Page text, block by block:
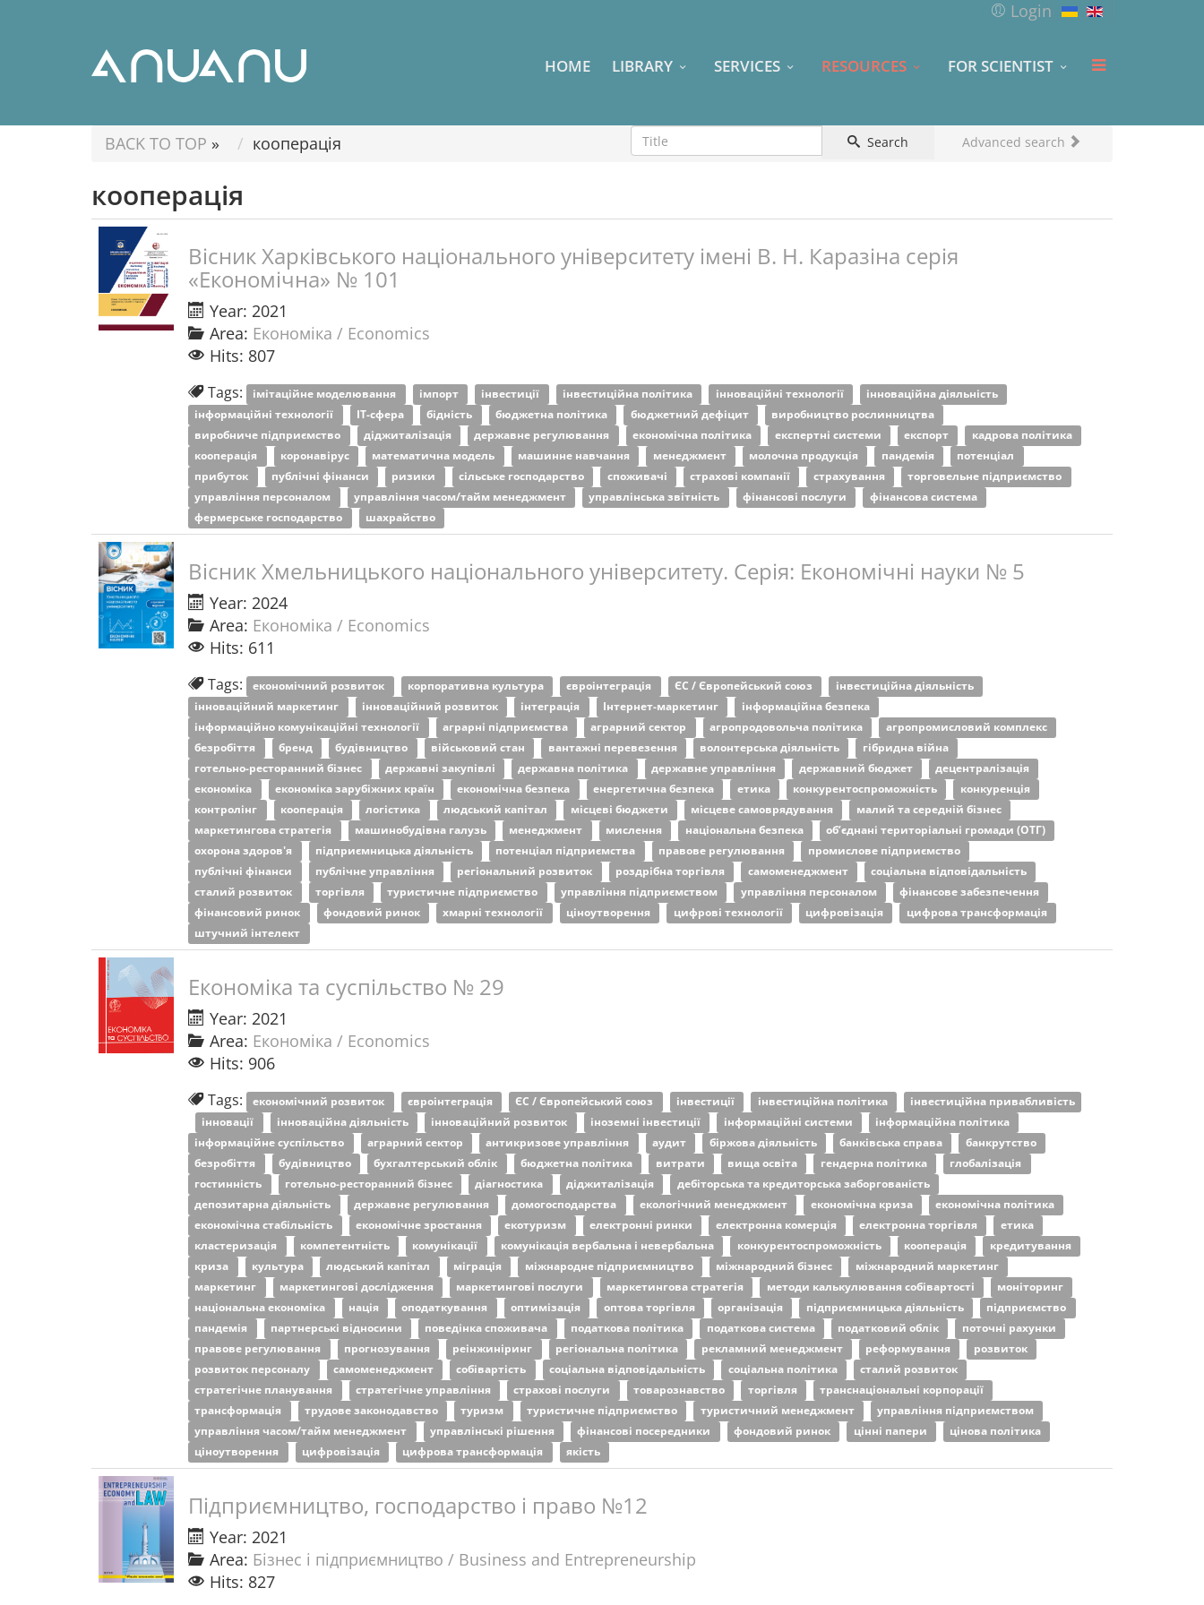
Login
HOME LIBRARY SERVICES RESOURCES FOR SCIENTIST
Search Advanced search
BACK TO TOP » кооперація
кооперація
Вісник Харківського національного університету імені В. Н. Каразіна серія
«Економічна» № 101
Year: 2021
Area: Економіка / Economics
Hits: 807
Tags: імітаційне моделювання імпорт інвестиції інвестиційна політика інноваційні технології
інноваційна діяльність
інформаційні технології
ІТ-сфера бідність бюджетна політика бюджетний дефіцит
виробництво рослинництва
виробниче підприємство
діджиталізація державне регулювання економічна політика експертні системи експорт
кадрова політика
кооперація
коронавірус математична модель машинне навчання менеджмент молочна продукція пандемія
потенціал
прибуток
публічні фінанси ризики сільське господарство споживачі страхові компанії страхування
торговельне підприємство
управління персоналом
управління часом/тайм менеджмент управлінська звітність фінансові послуги
фінансова система
фермерське господарство
шахрайство
Вісник Хмельницького національного університету. Серія: Економічні науки № 5
Year: 2024
Area: Економіка / Economics
Hits: 611
Tags: економічний розвиток корпоративна культура євроінтеграція ЄС / Європейський союз
інвестиційна діяльність
інноваційний маркетинг
інноваційний розвиток інтеграція Інтернет-маркетинг
інформаційна безпека
інформаційно комунікаційні технології
аграрні підприємства аграрний сектор агропродовольча політика
агропромисловий комплекс
безробіття
бренд будівництво військовий стан вантажні перевезення волонтерська діяльність
гібридна війна
готельно-ресторанний бізнес
державні закупівлі державна політика державне управління державний бюджет
децентралізація
економіка
економіка зарубіжних країн економічна безпека енергетична безпека етика конкурентоспроможність
конкуренція
контролінг
кооперація логістика людський капітал місцеві бюджети місцеве самоврядування
малий та середній бізнес
маркетингова стратегія
машинобудівна галузь менеджмент мислення національна безпека
об’єднані територіальні громади (ОТГ)
охорона здоров'я
підприємницька діяльність потенціал підприємства правове регулювання
промислове підприємство
публічні фінанси
публічне управління регіональний розвиток роздрібна торгівля самоменеджмент
соціальна відповідальність
сталий розвиток
торгівля туристичне підприємство управління підприємством управління персоналом
фінансове забезпечення
фінансовий ринок
фондовий ринок хмарні технології ціноутворення цифрові технології цифровізація
цифрова трансформація
штучний інтелект
Економіка та суспільство № 29
Year: 2021
Area: Економіка / Economics
Hits: 906
Tags: економічний розвиток євроінтеграція ЄС / Європейський союз інвестиції інвестиційна політика
інвестиційна привабливість
інновації
інноваційна діяльність інноваційний розвиток іноземні інвестиції інформаційні системи
інформаційна політика
інформаційне суспільство
аграрний сектор антикризове управління аудит біржова діяльність банківська справа
банкрутство
безробіття
будівництво бухгалтерський облік бюджетна політика витрати вища освіта гендерна політика
глобалізація
гостинність
готельно-ресторанний бізнес діагностика діджиталізація
дебіторська та кредиторська заборгованість
депозитарна діяльність
державне регулювання домогосподарства екологічний менеджмент економічна криза
економічна політика
економічна стабільність
економічне зростання екотуризм електронні ринки електронна комерція електронна торгівля
етика
кластеризація
компетентність комунікації комунікація вербальна і невербальна конкурентоспроможність кооперація
кредитування
криза
культура людський капітал міграція міжнародне підприємництво міжнародний бізнес
міжнародний маркетинг
маркетинг
маркетингові дослідження маркетингові послуги маркетингова стратегія методи калькулювання собівартості
моніторинг
національна економіка
нація оподаткування оптимізація оптова торгівля організація підприємницька діяльність
підприємство
пандемія
партнерські відносини поведінка споживача податкова політика податкова система податковий облік
поточні рахунки
правове регулювання
прогнозування реінжиніринг регіональна політика рекламний менеджмент реформування
розвиток
розвиток персоналу
самоменеджмент собівартість соціальна відповідальність соціальна політика
сталий розвиток
стратегічне планування
стратегічне управління страхові послуги товарознавство торгівля
транснаціональні корпорації
трансформація
трудове законодавство туризм туристичне підприємство туристичний менеджмент
управління підприємством
управління часом/тайм менеджмент
управлінські рішення фінансові посередники фондовий ринок цінні папери
цінова політика
ціноутворення
цифровізація цифрова трансформація якість
Підприємництво, господарство і право №12
Year: 2021
Area: Бізнес і підприємництво / Business and Entrepreneurship
Hits: 827